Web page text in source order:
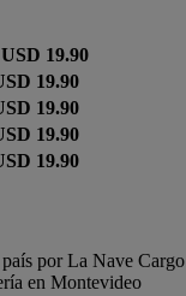
USD 19.90
19.90
19.90
19.90
19.90
por La Nave Cargo
en Montevideo